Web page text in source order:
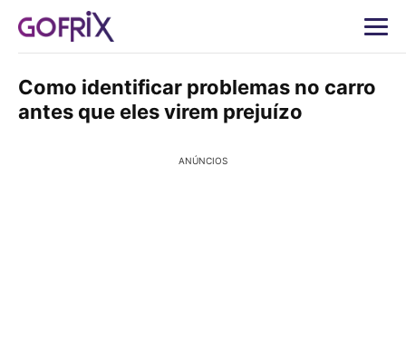
Como identificar problemas no carro
antes que eles virem prejuízo
ANÚNCIOS